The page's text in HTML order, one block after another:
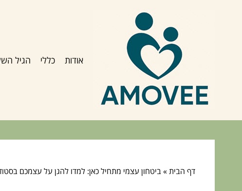
אודות כללי הגיל
דף הבית»ביטחון עצמי מתחיל כאן: למדו להגן על עצמכם